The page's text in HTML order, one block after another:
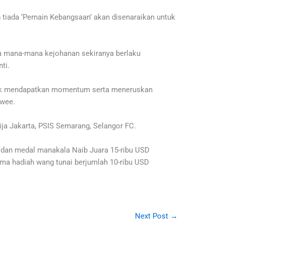
‘Pemain Kebangsaan’ akan disenaraikan untuk
mana kejohanan sekiranya berlaku
mendapatkan momentum serta meneruskan
Jakarta, PSIS Semarang, Selangor FC.
medal manakala Naib Juara 15-ribu USD
hadiah wang tunai berjumlah 10-ribu USD
Next Post →